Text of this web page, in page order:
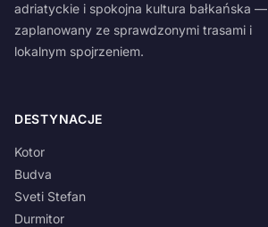
adriatyckie i spokojna kultura bałkańska —
zaplanowany ze sprawdzonymi trasami i
lokalnym spojrzeniem.
DESTYNACJE
Kotor
Budva
Sveti Stefan
Durmitor